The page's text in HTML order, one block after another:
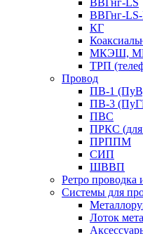
ВВГнг-LS
ВВГнг-
КГ
МКЭШ,
ТРП
Провод
ПВ-1
ПВ-3
ПВС
ПРКС (для
ПРППМ
СИП
ШВВП
Ретро проводка
Системы для
Лоток